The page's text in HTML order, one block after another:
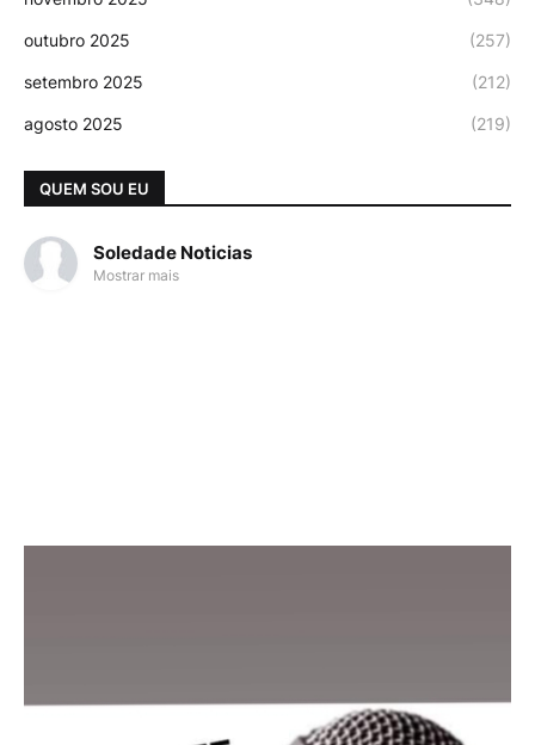
outubro 2025 (257)
setembro 2025 (212)
agosto 2025 (219)
QUEM SOU EU
Soledade Noticias
Mostrar mais